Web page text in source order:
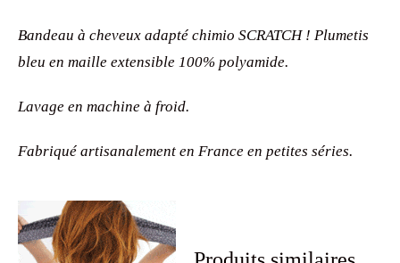
Bandeau à cheveux adapté chimio SCRATCH ! Plumetis
bleu en maille extensible 100% polyamide.
Lavage en machine à froid.
Fabriqué artisanalement en France en petites séries.